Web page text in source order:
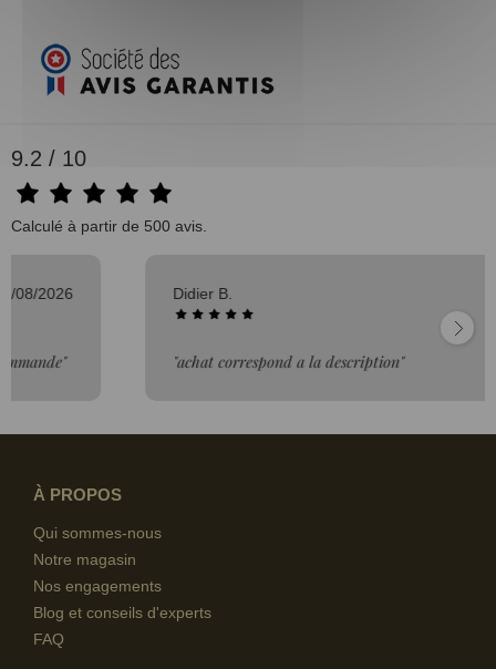
9.2 / 10
Calculé à partir de 500 avis.
Didier B.
"achat correspond a la description"
À PROPOS
Qui sommes-nous
Notre magasin
Nos engagements
Blog et conseils d'experts
FAQ